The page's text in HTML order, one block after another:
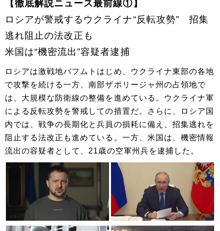
【徹底解説ニュース最前線①】
ロシアが警戒するウクライナ“反転攻勢” 招集
逃れ阻止の法改正も
米国は“機密流出”容疑者逮捕
ロシアは激戦地バフムトはじめ、ウクライナ東部の各地
で攻撃を続ける一方、南部ザポリージャ州の占領地で
は、大規模な防衛線の整備を進めている。ウクライナ軍
による反転攻勢を警戒しての措置だ。さらに、ロシア国
内では、戦争の長期化と兵員の損耗に備え、招集逃れを
阻止する法改正も進めている。一方、米国は、機密情報
流出の容疑者として、21歳の空軍州兵を逮捕した。